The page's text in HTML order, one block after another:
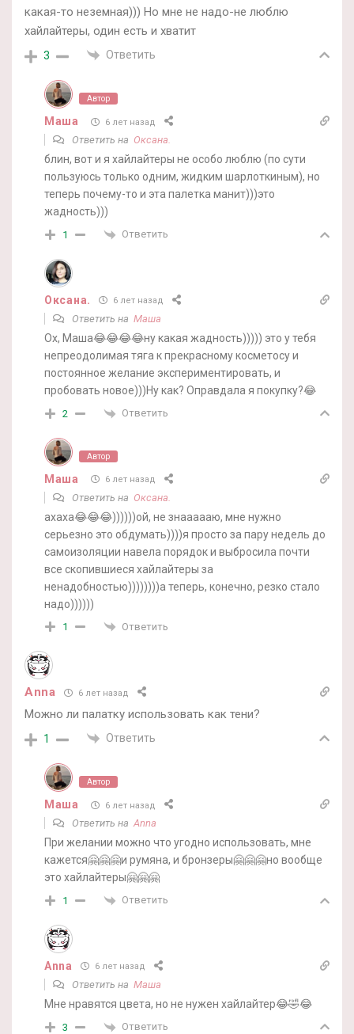
какая-то неземная))) Но мне не надо-не люблю
хайлайтеры, один есть и хватит
3 Ответить
Автор
Маша 6 лет назад
Ответить на Оксана.
блин, вот и я хайлайтеры не особо люблю (по сути
пользуюсь только одним, жидким шарлоткиным), но
теперь почему-то и эта палетка манит)))это
жадность)))
1 Ответить
Оксана. 6 лет назад
Ответить на Маша
Ох, Маша😂😂😂😂ну какая жадность))))) это у тебя
непреодолимая тяга к прекрасному косметосу и
постоянное желание экспериментировать, и
пробовать новое)))Ну как? Оправдала я покупку?😂
2 Ответить
Автор
Маша 6 лет назад
Ответить на Оксана.
ахаха😂😂😂))))))ой, не знаааааю, мне нужно
серьезно это обдумать))))я просто за пару недель до
самоизоляции навела порядок и выбросила почти
все скопившиеся хайлайтеры за
ненадобностью))))))))а теперь, конечно, резко стало
надо))))))
1 Ответить
Anna 6 лет назад
Можно ли палатку использовать как тени?
1 Ответить
Автор
Маша 6 лет назад
Ответить наAnna
При желании можно что угодно использовать, мне
кажется🤗🤗🤗и румяна, и бронзеры🤗🤗🤗но вообще
это хайлайтеры🤗🤗🤗
1 Ответить
Anna 6 лет назад
Ответить на Маша
Мне нравятся цвета, но не нужен хайлайтер😂🤣😂
3 Ответить